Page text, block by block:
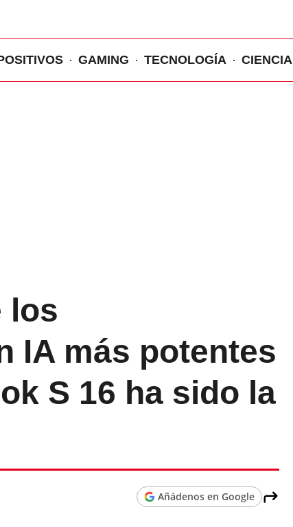
GAMING TECNOLOGÍA CIENCIA
los
IA más potentes
S 16 ha sido la
Añádenos en Google